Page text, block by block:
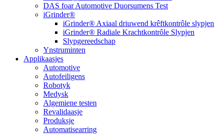
DAS foar Automotive Duorsumens Test
iGrinder®
iGrinder® Axiaal driuwend krêftkontrôle slypjen
iGrinder® Radiale Krachtkontrôle Slypjen
Slypgereedschap
Ynstruminten
Applikaasjes
Automotive
Autofeiligens
Robotyk
Medysk
Algemiene testen
Revalidaasje
Produksje
Automatisearring